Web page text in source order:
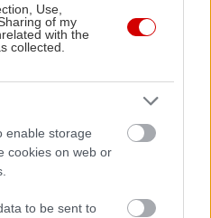
Use,
of my
with the
collected.
enable storage
cookies on web or
to be sent to